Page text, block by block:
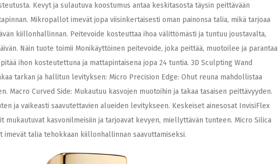
Kevyt ja sulautuva koostumus antaa keskitasosta täysin peittävään
Mikropallot imevät jopa viisinkertaisesti oman painonsa talia, mikä tarjoaa
kiillonhallinnan. Peitevoide kosteuttaa ihoa välittömästi ja tuntuu joustavalta,
Näin tuote toimii Monikäyttöinen peitevoide, joka peittää, muotoilee ja parantaa
ihon kosteutettuna ja mattapintaisena jopa 24 tuntia. 3D Sculpting Wand
tarkan ja hallitun levityksen: Micro Precision Edge: Ohut reuna mahdollistaa
Macro Curved Side: Mukautuu kasvojen muotoihin ja takaa tasaisen peittävyyden.
ja vaikeasti saavutettavien alueiden levitykseen. Keskeiset ainesosat InvisiFlex
mukautuvat kasvonilmeisiin ja tarjoavat kevyen, miellyttävän tunteen. Micro Silica
talia tehokkaan kiillonhallinnan saavuttamiseksi.